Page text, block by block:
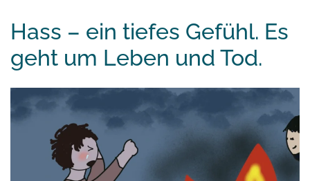
Hass – ein tiefes Gefühl. Es
geht um Leben und Tod.